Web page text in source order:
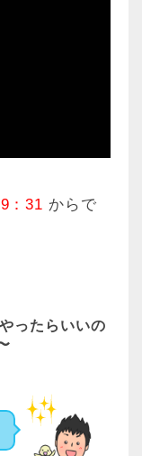
9：31 からで
ったらいいの